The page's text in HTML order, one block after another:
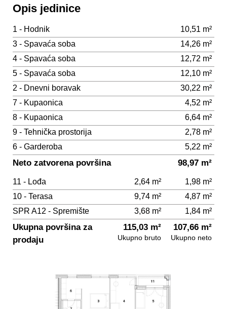
Opis jedinice
1 - Hodnik
10,51 m²
3 - Spavaća soba
14,26 m²
4 - Spavaća soba
12,72 m²
5 - Spavaća soba
12,10 m²
2 - Dnevni boravak
30,22 m²
7 - Kupaonica
4,52 m²
8 - Kupaonica
6,64 m²
9 - Tehnička prostorija
2,78 m²
6 - Garderoba
5,22 m²
Neto zatvorena površina 98,97 m²
11 - Lođa 2,64 m²
1,98 m²
10 - Terasa
9,74 m²
4,87 m²
SPR A12 - Spremište
3,68 m² 1,84 m²
Ukupna površina za
prodaju
115,03 m²
Ukupno bruto
107,66 m²
Ukupno neto